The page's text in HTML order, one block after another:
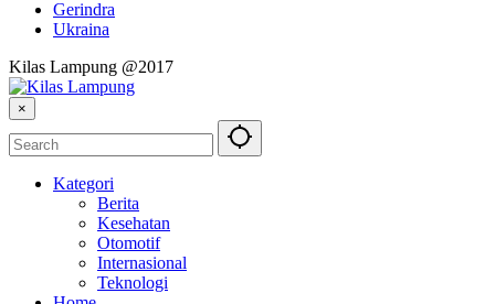
Gerindra
Ukraina
Kilas Lampung @2017
×
Kategori
Berita
Kesehatan
Otomotif
Internasional
Teknologi